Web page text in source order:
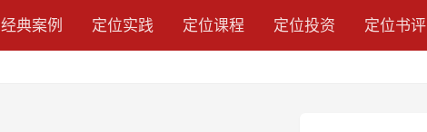
经典案例 定位实践 定位课程 定位投资 定位书评